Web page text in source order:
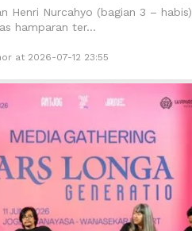
Henri Nurcahyo (bagian 3 – habis)
hamparan ter...
at 2026-07-12 23:55